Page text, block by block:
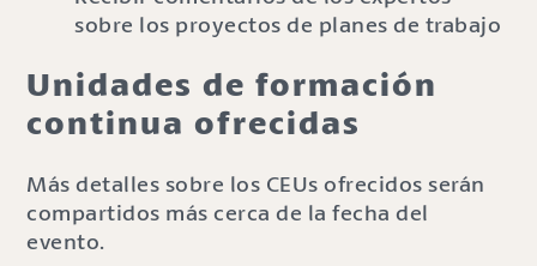
sobre los proyectos de planes de trabajo
Unidades de formación
continua ofrecidas
Más detalles sobre los CEUs ofrecidos serán
compartidos más cerca de la fecha del
evento.